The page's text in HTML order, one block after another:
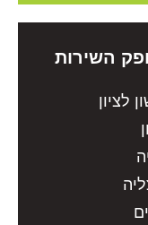
השירות
לציון